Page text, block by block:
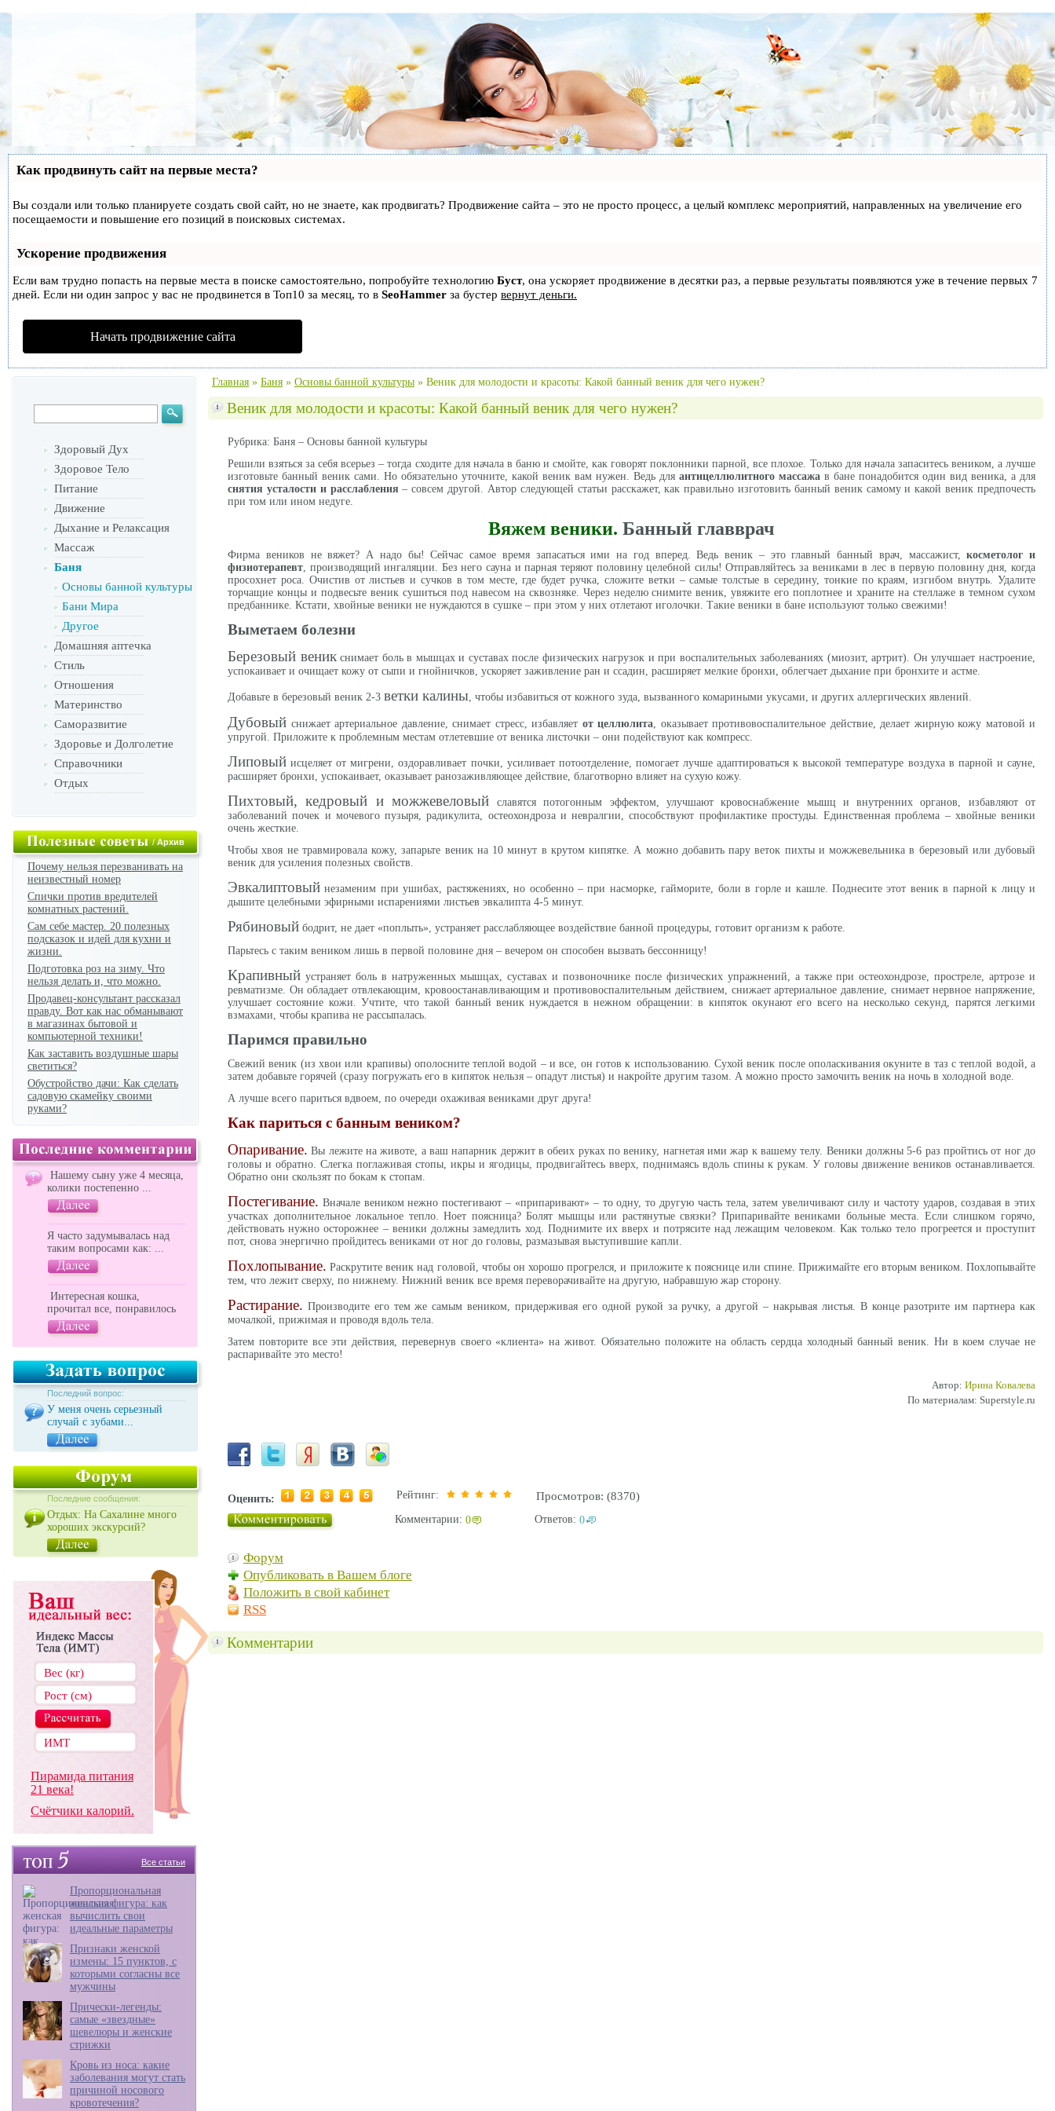
Как продвинуть сайт на первые места?
Вы создали или только планируете создать свой сайт, но не знаете, как продвигать? Продвижение сайта – это не просто процесс, а целый комплекс мероприятий, направленных на увеличение его
посещаемости и повышение его позиций в поисковых системах.
Ускорение продвижения
Если вам трудно попасть на первые места в поиске самостоятельно, попробуйте технологию Буст, она ускоряет продвижение в десятки раз, а первые результаты появляются уже в течение первых 7
дней. Если ни один запрос у вас не продвинется в Топ10 за месяц, то в SeoHammer за бустер вернут деньги.
Начать продвижение сайта
Здоровый Дух
Здоровое Тело
Питание
Движение
Дыхание и Релаксация
Массаж
Баня
Основы банной культуры
Бани Мира
Другое
Домашняя аптечка
Стиль
Отношения
Материнство
Саморазвитие
Здоровье и Долголетие
Справочники
Отдых
/Архив
Почему нельзя перезванивать на
неизвестный номер
Спички против вредителей
комнатных растений.
Сам себе мастер. 20 полезных
подсказок и идей для кухни и
жизни.
Подготовка роз на зиму. Что
нельзя делать и, что можно.
Продавец-консультант рассказал
правду. Вот как нас обманывают
в магазинах бытовой и
компьютерной техники!
Как заставить воздушные шары
светиться?
Обустройство дачи: Как сделать
садовую скамейку своими
руками?
Нашему сыну уже 4 месяца,
колики постепенно ...
Я часто задумывалась над
таким вопросами как: ...
Интересная кошка,
прочитал все, понравилось
Последний вопрос:
У меня очень серьезный
случай с зубами...
Последние сообщения:
Отдых: На Сахалине много
хороших экскурсий?
Пирамида питания
21 века!
Счётчики калорий.
Все статьи
Пропорциональная
женская фигура: как
вычислить свои
идеальные параметры
Признаки женской
измены: 15 пунктов, с
которыми согласны все
мужчины
Прически-легенды:
самые «звездные»
шевелюры и женские
стрижки
Кровь из носа: какие
заболевания могут стать
причиной носового
кровотечения?
Главная » Баня » Основы банной культуры » Веник для молодости и красоты: Какой банный веник для чего нужен?
Веник для молодости и красоты: Какой банный веник для чего нужен?
Рубрика: Баня – Основы банной культуры
Решили взяться за себя всерьез – тогда сходите для начала в баню и смойте, как говорят поклонники парной, все плохое. Только для начала запаситесь веником, а лучше
изготовьте банный веник сами. Но обязательно уточните, какой веник вам нужен. Ведь для антицеллюлитного массажа в бане понадобится один вид веника, а для
снятия усталости и расслабления – совсем другой. Автор следующей статьи расскажет, как правильно изготовить банный веник самому и какой веник предпочесть
при том или ином недуге.
Вяжем веники. Банный главврач
Фирма веников не вяжет? А надо бы! Сейчас самое время запасаться ими на год вперед. Ведь веник – это главный банный врач, массажист,косметолог и
физиотерапевт, производящий ингаляции. Без него сауна и парная теряют половину целебной силы! Отправляйтесь за вениками в лес в первую половину дня, когда
просохнет роса. Очистив от листьев и сучков в том месте, где будет ручка, сложите ветки – самые толстые в середину, тонкие по краям, изгибом внутрь. Удалите
торчащие концы и подвесьте веник сушиться под навесом на сквозняке. Через неделю снимите веник, увяжите его поплотнее и храните на стеллаже в темном сухом
предбаннике. Кстати, хвойные веники не нуждаются в сушке – при этом у них отлетают иголочки. Такие веники в бане используют только свежими!
Выметаем болезни
Березовый веникснимает боль в мышцах и суставах после физических нагрузок и при воспалительных заболеваниях (миозит, артрит). Он улучшает настроение,
успокаивает и очищает кожу от сыпи и гнойничков, ускоряет заживление ран и ссадин, расширяет мелкие бронхи, облегчает дыхание при бронхите и астме.
Добавьте в березовый веник 2-3 ветки калины, чтобы избавиться от кожного зуда, вызванного комариными укусами, и других аллергических явлений.
Дубовый снижает артериальное давление, снимает стресс, избавляет от целлюлита, оказывает противовоспалительное действие, делает жирную кожу матовой и
упругой. Приложите к проблемным местам отлетевшие от веника листочки – они подействуют как компресс.
Липовый исцеляет от мигрени, оздоравливает почки, усиливает потоотделение, помогает лучше адаптироваться к высокой температуре воздуха в парной и сауне,
расширяет бронхи, успокаивает, оказывает ранозаживляющее действие, благотворно влияет на сухую кожу.
Пихтовый, кедровый и можжевеловыйславятся потогонным эффектом, улучшают кровоснабжение мышц и внутренних органов, избавляют от
заболеваний почек и мочевого пузыря, радикулита, остеохондроза и невралгии, способствуют профилактике простуды. Единственная проблема – хвойные веники
очень жесткие.
Чтобы хвоя не травмировала кожу, запарьте веник на 10 минут в крутом кипятке. А можно добавить пару веток пихты и можжевельника в березовый или дубовый
веник для усиления полезных свойств.
Эвкалиптовый незаменим при ушибах, растяжениях, но особенно – при насморке, гайморите, боли в горле и кашле. Поднесите этот веник в парной к лицу и
дышите целебными эфирными испарениями листьев эвкалипта 4-5 минут.
Рябиновый бодрит, не дает «поплыть», устраняет расслабляющее воздействие банной процедуры, готовит организм к работе.
Парьтесь с таким веником лишь в первой половине дня – вечером он способен вызвать бессонницу!
Крапивный устраняет боль в натруженных мышцах, суставах и позвоночнике после физических упражнений, а также при остеохондрозе, простреле, артрозе и
ревматизме. Он обладает отвлекающим, кровоостанавливающим и противовоспалительным действием, снижает артериальное давление, снимает нервное напряжение,
улучшает состояние кожи. Учтите, что такой банный веник нуждается в нежном обращении: в кипяток окунают его всего на несколько секунд, парятся легкими
взмахами, чтобы крапива не рассыпалась.
Паримся правильно
Свежий веник (из хвои или крапивы) ополосните теплой водой – и все, он готов к использованию. Сухой веник после ополаскивания окуните в таз с теплой водой, а
затем добавьте горячей (сразу погружать его в кипяток нельзя – опадут листья) и накройте другим тазом. А можно просто замочить веник на ночь в холодной воде.
А лучше всего париться вдвоем, по очереди охаживая вениками друг друга!
Как париться с банным веником?
Опаривание. Вы лежите на животе, а ваш напарник держит в обеих руках по венику, нагнетая ими жар к вашему телу. Веники должны 5-6 раз пройтись от ног до
головы и обратно. Слегка поглаживая стопы, икры и ягодицы, продвигайтесь вверх, поднимаясь вдоль спины к рукам. У головы движение веников останавливается.
Обратно они скользят по бокам к стопам.
Постегивание. Вначале веником нежно постегивают – «припаривают» – то одну, то другую часть тела, затем увеличивают силу и частоту ударов, создавая в этих
участках дополнительное локальное тепло. Ноет поясница? Болят мышцы или растянутые связки? Припаривайте вениками больные места. Если слишком горячо,
действовать нужно осторожнее – веники должны замедлить ход. Поднимите их вверх и потрясите над лежащим человеком. Как только тело прогреется и проступит
пот, снова энергично пройдитесь вениками от ног до головы, размазывая выступившие капли.
Похлопывание. Раскрутите веник над головой, чтобы он хорошо прогрелся, и приложите к пояснице или спине. Прижимайте его вторым веником. Похлопывайте
тем, что лежит сверху, по нижнему. Нижний веник все время переворачивайте на другую, набравшую жар сторону.
Растирание. Производите его тем же самым веником, придерживая его одной рукой за ручку, а другой – накрывая листья. В конце разотрите им партнера как
мочалкой, прижимая и проводя вдоль тела.
Затем повторите все эти действия, перевернув своего «клиента» на живот. Обязательно положите на область сердца холодный банный веник. Ни в коем случае не
распаривайте это место!
Автор: Ирина Ковалева
По материалам: Superstyle.ru
Оценить: Рейтинг: Просмотров: (8370)
Комментарии: 0 Ответов: 0
Форум
Опубликовать в Вашем блоге
Положить в свой кабинет
RSS
Комментарии